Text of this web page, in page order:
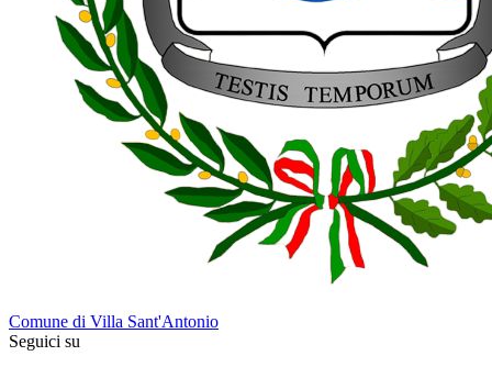
Comune di Villa Sant'Antonio
Seguici su